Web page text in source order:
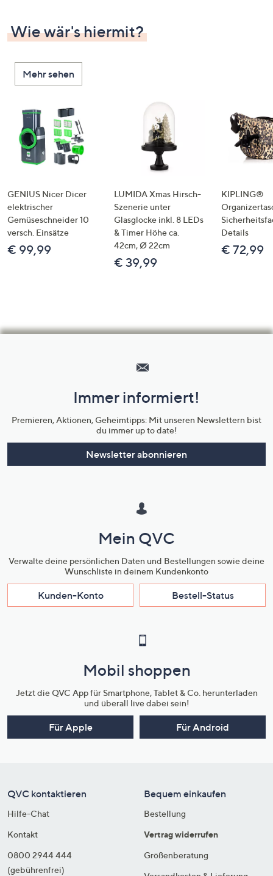
Wie wär's hiermit?
Mehr sehen
GENIUS Nicer Dicer
elektrischer
Gemüseschneider 10
versch. Einsätze
€ 99,99
LUMIDA Xmas Hirsch-
Szenerie unter
Glasglocke inkl. 8 LEDs
& Timer Höhe ca.
42cm, Ø 22cm
€ 39,99
KIPLING®
Details
€ 72,99
Unternehmensinformationen
Immer informiert!
Premieren, Aktionen, Geheimtipps: Mit unseren Newslettern bist
du immer up to date!
Newsletter abonnieren
Mein QVC
Verwalte deine persönlichen Daten und Bestellungen sowie deine
Wunschliste in deinem Kundenkonto
Kunden-Konto Bestell-Status
Mobil shoppen
Jetzt die QVC App für Smartphone, Tablet & Co. herunterladen
und überall live dabei sein!
Für Apple Für Android
QVC kontaktieren
Hilfe-Chat
Kontakt
0800 2944 444
(gebührenfrei)
Bequem einkaufen
Bestellung
Vertrag widerrufen
Größenberatung